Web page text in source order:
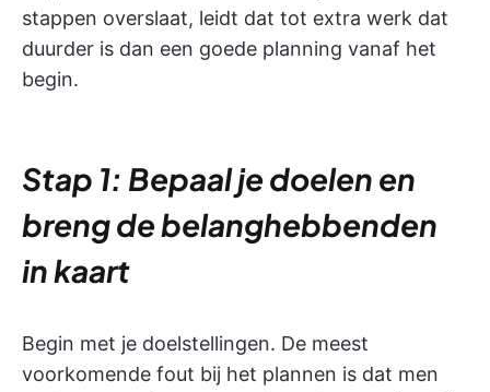
stappen overslaat, leidt dat tot extra werk dat
duurder is dan een goede planning vanaf het
begin.
Stap 1: Bepaal je doelen en
breng de belanghebbenden
in kaart
Begin met je doelstellingen. De meest
voorkomende fout bij het plannen is dat men